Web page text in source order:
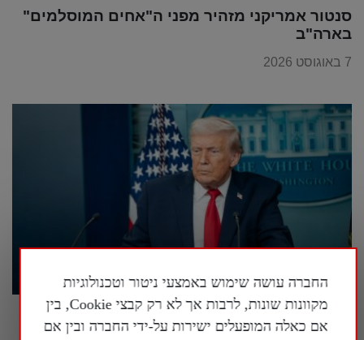
סנטור אמריקני מזהיר מפני ה"אחים המוסלמים"
בארה"ב
7 באוגוסט 2026
קצין אמריקני בדימוס על המהלכים של טראמפ
מול איראן: "הוא משחק שחמט בזמן שכולם
החברה עושה שימוש באמצעי ניטור וטכנולוגיות
מקוונות שונות, לרבות אך לא רק קבצי Cookie, בין
אם כאלה המופעלים ישירות על-ידי החברה ובין אם